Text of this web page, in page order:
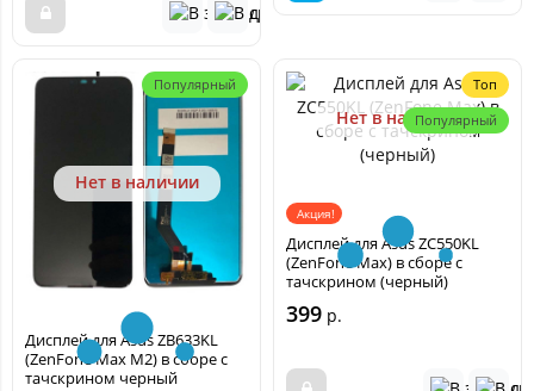
Популярный
Нет в наличии
Дисплей для Asus ZB633KL
(ZenFone Max M2) в сборе с
тачскрином черный
Топ
Популярный
Нет в наличии
Акция!
Дисплей для Asus ZC550KL
(ZenFone Max) в сборе с
тачскрином (черный)
399 р.